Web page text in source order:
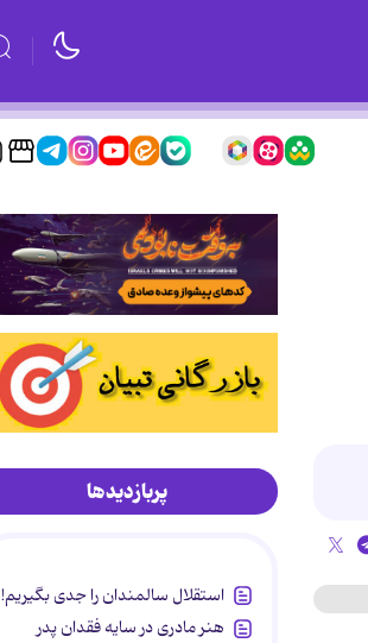
پربازدیدها
استقلال سالمندان را جدی بگیریم!
هنر مادری در سایه‌ فقدان پدر